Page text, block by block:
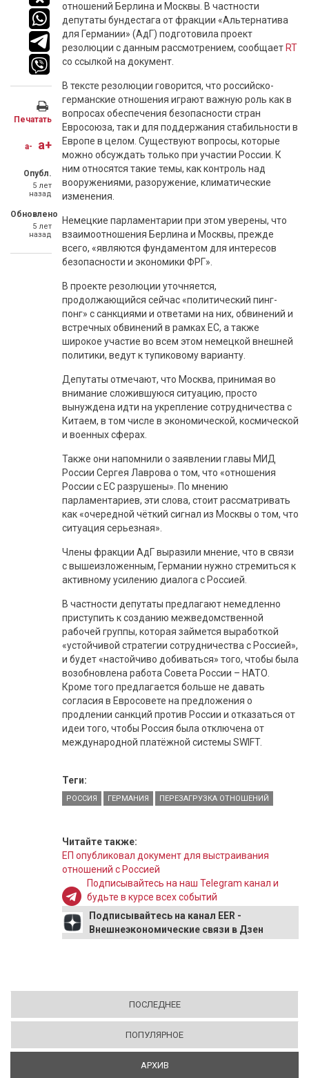
Печатать
a- a+
Опубл.
5 лет
назад
Обновлено
5 лет
назад
отношений Берлина и Москвы. В частности
депутаты бундестага от фракции «Альтернатива
для Германии» (АдГ) подготовила проект
резолюции с данным рассмотрением, сообщает RT
со ссылкой на документ.
В тексте резолюции говорится, что российско-
германские отношения играют важную роль как в
вопросах обеспечения безопасности стран
Евросоюза, так и для поддержания стабильности в
Европе в целом. Существуют вопросы, которые
можно обсуждать только при участии России. К
ним относятся такие темы, как контроль над
вооружениями, разоружение, климатические
изменения.
Немецкие парламентарии при этом уверены, что
взаимоотношения Берлина и Москвы, прежде
всего, «являются фундаментом для интересов
безопасности и экономики ФРГ».
В проекте резолюции уточняется,
продолжающийся сейчас «политический пинг-
понг» с санкциями и ответами на них, обвинений и
встречных обвинений в рамках ЕС, а также
широкое участие во всем этом немецкой внешней
политики, ведут к тупиковому варианту.
Депутаты отмечают, что Москва, принимая во
внимание сложившуюся ситуацию, просто
вынуждена идти на укрепление сотрудничества с
Китаем, в том числе в экономической, космической
и военных сферах.
Также они напомнили о заявлении главы МИД
России Сергея Лаврова о том, что «отношения
России с ЕС разрушены». По мнению
парламентариев, эти слова, стоит рассматривать
как «очередной чёткий сигнал из Москвы о том, что
ситуация серьезная».
Члены фракции АдГ выразили мнение, что в связи
с вышеизложенным, Германии нужно стремиться к
активному усилению диалога с Россией.
В частности депутаты предлагают немедленно
приступить к созданию межведомственной
рабочей группы, которая займется выработкой
«устойчивой стратегии сотрудничества с Россией»,
и будет «настойчиво добиваться» того, чтобы была
возобновлена работа Совета России – НАТО.
Кроме того предлагается больше не давать
согласия в Евросовете на предложения о
продлении санкций против России и отказаться от
идеи того, чтобы Россия была отключена от
международной платёжной системы SWIFT.
Теги:
РОССИЯ ГЕРМАНИЯ ПЕРЕЗАГРУЗКА ОТНОШЕНИЙ
Читайте также:
ЕП опубликовал документ для выстраивания
отношений с Россией
Подписывайтесь на наш Telegram канал и
будьте в курсе всех событий
Подписывайтесь на канал EER -
Внешнеэкономические связи в Дзен
ПОСЛЕДНЕЕ
ПОПУЛЯРНОЕ
АРХИВ